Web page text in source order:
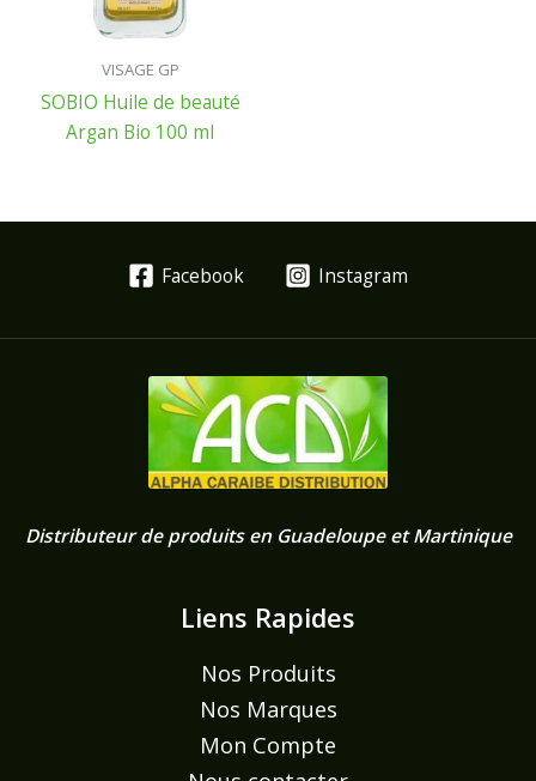
VISAGE GP
SOBIO Huile de beauté
Argan Bio 100 ml
Facebook Instagram
Distributeur de produits en Guadeloupe et Martinique
Liens Rapides
Nos Produits
Nos Marques
Mon Compte